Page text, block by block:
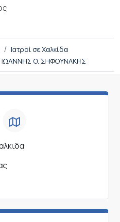
Ιατροί σε Χαλκίδα
ΙΩΑΝΝΗΣ Ο. ΣΗΦΟΥΝΑΚΗΣ